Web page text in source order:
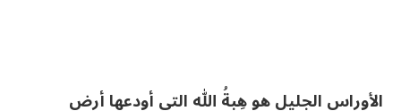
الأوراس الجليل هو هِبةُ الله التي أودعها أرض